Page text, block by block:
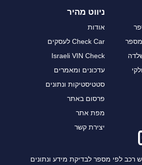
מספר
ניווט מהיר
אודות
Check Car לעסקים
Israeli VIN Check
עדכונים ומאמרים
סטטיסטיקות ונתונים
פרסום באתר
מפת אתר
יצירת קשר
רכב לפי מספר לבדיקת מידע ונתונים